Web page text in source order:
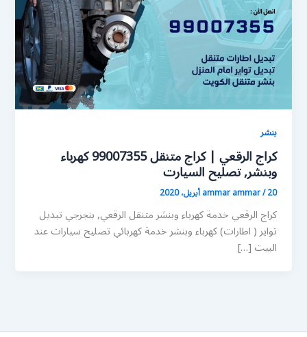
بنشر
كراج الرقعي | كراج متنقل 99007355 كهرباء
وبنشر, تصليح السيارت
ammar ammar/20 أبريل، 2020
كراج الرقعي خدمة كهرباء وبنشر متنقل الرقعي, بنجرجي تبديل
تواير ( اطارات) كهرباء وبنشر خدمة كهربائي تصليح سيارات عند
البيت […]